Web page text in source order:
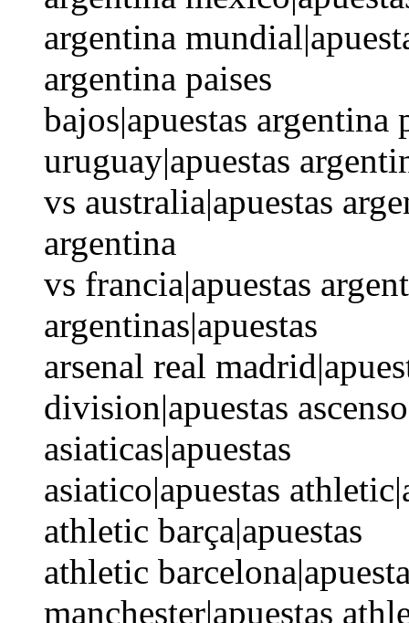
argentina
argentina paises
bajos|apuestas argentina
uruguay|apuestas
vs australia|apuestas
argentina
vs francia|apuestas
argentinas|apuestas
arsenal real
division|apuestas
asiaticas|apuestas
asiatico|apuestas
athletic barça|apuestas
athletic
manchester|apuestas